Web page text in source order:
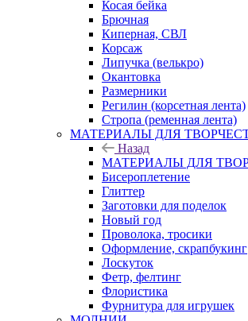
Косая бейка
Брючная
Киперная, СВЛ
Корсаж
Липучка (велькро)
Окантовка
Размерники
Регилин (корсетная лента)
Стропа (ременная лента)
МАТЕРИАЛЫ ДЛЯ
Назад
МАТЕРИАЛЫ ДЛЯ
Бисероплетение
Глиттер
Заготовки для поделок
Новый год
Проволока, тросики
Оформление, скрапбукинг
Лоскуток
Фетр, фелтинг
Флористика
Фурнитура для игрушек